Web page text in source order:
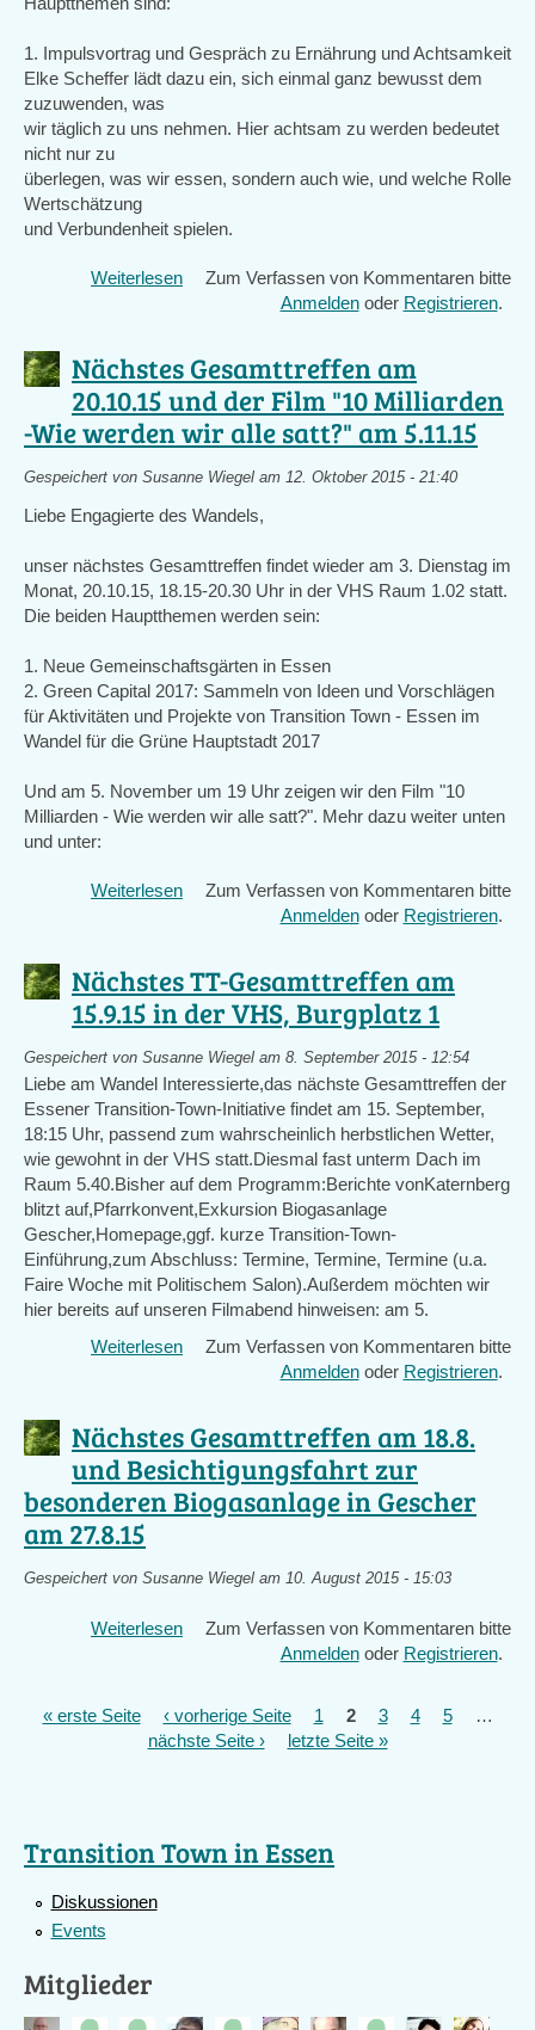
1. Impulsvortrag und Gespräch zu Ernährung und Achtsamkeit
Elke Scheffer lädt dazu ein, sich einmal ganz bewusst dem
zuzuwenden, was
wir täglich zu uns nehmen. Hier achtsam zu werden bedeutet
nicht nur zu
überlegen, was wir essen, sondern auch wie, und welche Rolle
Wertschätzung
und Verbundenheit spielen.
Weiterlesen über
am
17.11.15
mit
Thema:
Ernährung
Achtsamkeit
Zum Verfassen von Kommentaren bitte
Anmeldenoder Registrieren.
Nächstes Gesamttreffen am
20.10.15 und der Film "10 Milliarden
-Wie werden wir alle satt?" am 5.11.15
Gespeichert von Susanne Wiegel am 12. Oktober 2015 - 21:40
Liebe Engagierte des Wandels,
unser nächstes Gesamttreffen findet wieder am 3. Dienstag im
Monat, 20.10.15, 18.15-20.30 Uhr in der VHS Raum 1.02 statt.
Die beiden Hauptthemen werden sein:
1. Neue Gemeinschaftsgärten in Essen
2. Green Capital 2017: Sammeln von Ideen und Vorschlägen
für Aktivitäten und Projekte von Transition Town - Essen im
Wandel für die Grüne Hauptstadt 2017
Und am 5. November um 19 Uhr zeigen wir den Film "10
Milliarden - Wie werden wir alle satt?". Mehr dazu weiter unten
und unter:
Weiterlesen über
20.10.15
und
Film
"10
Milliarden
-
Wie
werden
wir
alle
satt?"
am
5.11.15
Zum Verfassen von Kommentaren bitte
Anmeldenoder Registrieren.
Nächstes TT-Gesamttreffen am
15.9.15 in der VHS, Burgplatz 1
Gespeichert von Susanne Wiegel am 8. September 2015 - 12:54
Liebe am Wandel Interessierte,das nächste Gesamttreffen der
Essener Transition-Town-Initiative findet am 15. September,
18:15 Uhr, passend zum wahrscheinlich herbstlichen Wetter,
wie gewohnt in der VHS statt.Diesmal fast unterm Dach im
Raum 5.40.Bisher auf dem Programm:Berichte vonKaternberg
blitzt auf,Pfarrkonvent,Exkursion Biogasanlage
Gescher,Homepage,ggf. kurze Transition-Town-
Einführung,zum Abschluss: Termine, Termine, Termine (u.a.
Faire Woche mit Politischem Salon).Außerdem möchten wir
hier bereits auf unseren Filmabend hinweisen: am 5.
Weiterlesen über
am
15.9.15
in
der
Burgplatz
Zum Verfassen von Kommentaren bitte
Anmeldenoder Registrieren.
Nächstes Gesamttreffen am 18.8.
und Besichtigungsfahrt zur
besonderen Biogasanlage in Gescher
am 27.8.15
Gespeichert von Susanne Wiegel am 10. August 2015 - 15:03
Weiterlesen über
18.8.
und
Biogasanlage
Zum Verfassen von Kommentaren bitte
Anmeldenoder Registrieren.
Seiten
« erste Seite ‹ vorherige Seite 1 2 3 4 5
nächste Seite ›
letzte Seite »
Transition Town in Essen
Diskussionen
Events
Mitglieder